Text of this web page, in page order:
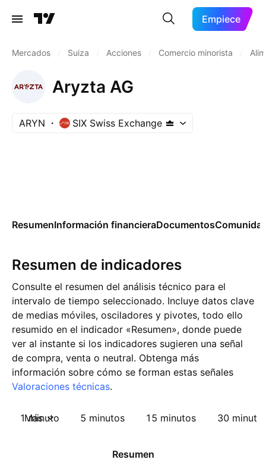
Empiece
Mercados Suiza Acciones Comercio minorista
Aryzta AG
ARYN SIX Swiss Exchange
ResumenInformación financieraDocumentos
Resumen de indicadores
Consulte el resumen del análisis técnico para el
intervalo de tiempo seleccionado. Incluye datos clave
de medias móviles, osciladores y pivotes, todo ello
resumido en el indicador «Resumen», donde puede
ver al instante si los indicadores sugieren una señal
de compra, venta o neutral. Obtenga más
información sobre cómo se forman estas señales
Valoraciones técnicas.
1 minuto 5 minutos 15 minutos 30
Más
Resumen